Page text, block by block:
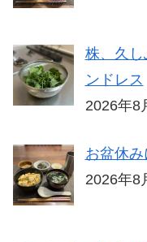
株、久
ンドレス
2026年8
お盆休
2026年8